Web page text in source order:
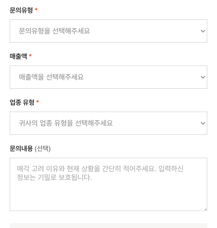
문의유형 *
매출액 *
업종 유형 *
문의내용 (선택)